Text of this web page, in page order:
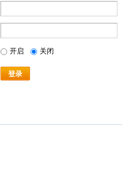
开启 关闭
登录